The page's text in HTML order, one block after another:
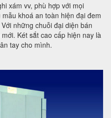
xám vv, phù hợp với mọi
khoá an toàn hiện đại đem
những chuỗi đại diện bán
Két sắt cao cấp hiện nay là
tay cho mình.